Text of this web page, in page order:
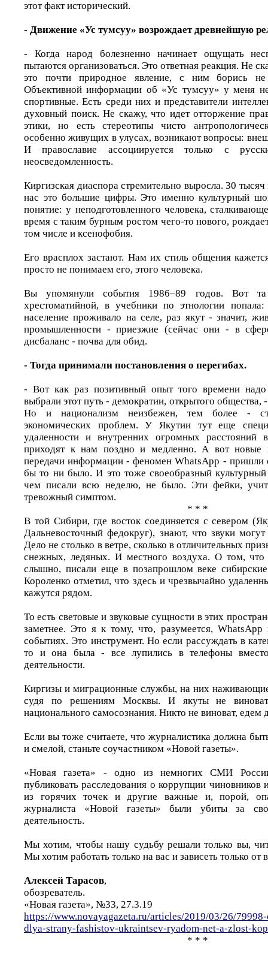
этот факт исторический.
- Движение «Ус тумсуу» возрождает древнейшую
- Когда народ болезненно начинает ощущать
пытаются организоваться. Это ответная реакция. Не
это почти природное явление, с ним борись
Объективной информации об «Ус тумсуу» у меня
спортивные. Есть среди них и представители
духовный поиск. Не скажу, что идет отторжение
этики, но есть стереотипы чисто
особенно живущих в улусах, возникают вопросы:
И православие ассоциируется только с
неосведомленность.
Киргизская диаспора стремительно выросла. 30
нас это большие цифры. Это именно культурный
понятие: у неподготовленного человека,
время с таким бурным ростом чего-то нового,
том числе и ксенофобия.
Его врасплох застают. Нам их стиль общения
просто не понимаем его, этого человека.
Вы упомянули события 1986–89 годов. Вот та
хрестоматийной, в учебники по этнологии
население проживало на селе, раз якут - значит,
промышленности - приезжие (сейчас они - в
дисбаланс - почва для обид.
- Тогда принимали постановления о перегибах.
- Вот как раз позитивный опыт того времени
выбрали этот путь - демократии, открытого общества,
Но и национализм неизбежен, тем более -
экономических проблем. У Якутии тут еще
удаленности и внутренних огромных расстояний
приходят к нам поздно и медленно. А вот новые
передачи информации - феномен WhatsApp - пришли
бы то ни было. И это тоже своеобразный
чем писали всю неделю, не было. Эти фейки,
тревожный симптом.
* * *
В той Сибири, где восток соединяется с севером
Дальневосточный федокруг), знают, что звуки могут
Дело не столько в ветре, сколько в отличительных
снежных, ледяных. И местного воздуха. О том,
слышно, писали еще в позапрошлом веке
Короленко отметил, что здесь и чрезвычайно
кажутся рядом.
То есть световые и звуковые сущности в этих
заметнее. Это я к тому, что, разумеется, WhatsApp
событиях. Это инструмент. Но если рассуждать в
то и она была - все лупились в телефоны
деятельности.
Киргизы и миграционные службы, на них
судя по решениям Москвы. И якуты не
национального самосознания. Никто не виноват, едем
Если вы тоже считаете, что журналистика должна
и смелой, станьте соучастником «Новой газеты».
«Новая газета» - одно из немногих СМИ
публиковать расследования о коррупции чиновников
из горячих точек и другие важные и, порой,
журналиста «Новой газеты» были убиты за
деятельность.
Мы хотим, чтобы нашу судьбу решали только вы,
Мы хотим работать только на вас и зависеть только от
Алексей Тарасов,
обозреватель.
«Новая газета», №33, 27.3.19
https://www.novayagazeta.ru/articles/2019/03/26/
dlya-strany-fashistov-ukraintsev-ryadom-net-a-zlost-
* * *